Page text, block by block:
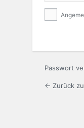
Passwort
← Zurück